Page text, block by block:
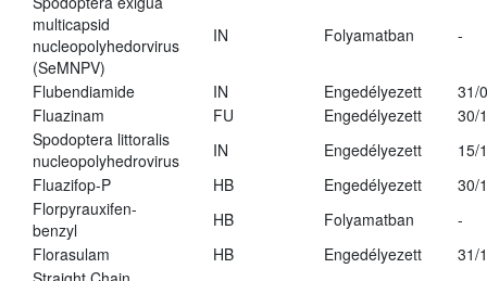
multicapsid
nucleopolyhedorvirus
(SeMNPV)
IN Folyamatban -
Flubendiamide IN Engedélyezett
31/
Fluazinam
FU Engedélyezett
30/
Spodoptera littoralis
nucleopolyhedrovirus
IN Engedélyezett
15/
Fluazifop-P
HB Engedélyezett
30/
Florpyrauxifen-
benzyl
HB Folyamatban
-
Florasulam
HB Engedélyezett
31/